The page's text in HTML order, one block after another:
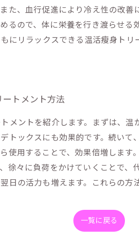
た、血行促進により冷え性の改
るので、体に栄養を行き渡らせ
にリラックスできる温活瘦身ト
トメント方法
メントを紹介します。まずは、
トックスにも効果的です。続い
使用することで、効果倍増しま
徐々に負荷をかけていくことで
日の活力も増えます。これらの方
一覧に戻る